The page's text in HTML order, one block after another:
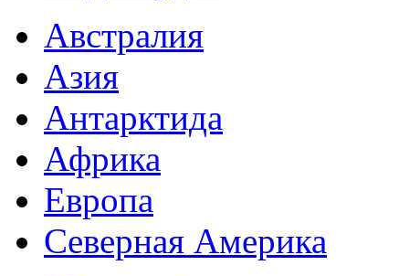
Австралия
Азия
Антарктида
Африка
Европа
Северная Америка